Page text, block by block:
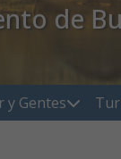
de
y Gentes